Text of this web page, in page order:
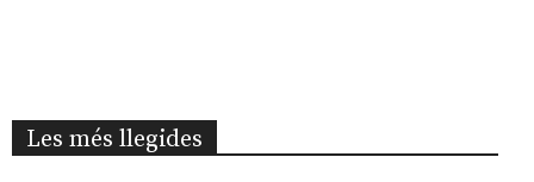
Les més llegides